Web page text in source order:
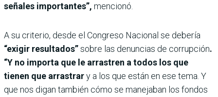
señales importantes”, mencionó.
A su criterio, desde el Congreso Nacional se debería
“exigir resultados”sobre las denuncias de corrupción.
“Y no importa que le arrastren a todos los que
tienen que arrastrary a los que están en ese tema. Y
que nos digan también cómo se manejaban los fondos